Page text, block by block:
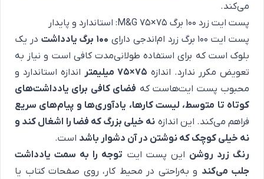
می‌کند.
پست ایت زرد 100 برگ 75×75 M&G: استاندارد و پایدار
پست ایت 100 برگ زرد ام‌اندجی دارای
100 برگ یادداشت
در یک
بلوک است که برای استفاده طولانی‌مدت کافی است و نیاز به
تعویض مکرر ندارد. اندازه 75×75 میلیمتر
اندازه استاندارد و
محبوب پست ایت‌هاست که فضای کافی برای یادداشت‌های
کوتاه تا متوسط، لیست کارها، یادآوری‌ها و پیام‌های سریع
فراهم می‌کند. این اندازه نه خیلی بزرگ که فضا را اشغال کند و
نه خیلی کوچک که نوشتن در آن دشوار باشد است.
رنگ زرد روشن این پست ایت توجه را به سمت یادداشت
جلب می‌کند و به‌راحتی در محیط کار، روی صفحات کتاب یا